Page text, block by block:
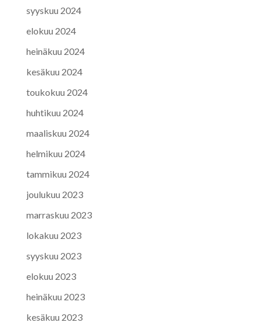
syyskuu 2024
elokuu 2024
heinäkuu 2024
kesäkuu 2024
toukokuu 2024
huhtikuu 2024
maaliskuu 2024
helmikuu 2024
tammikuu 2024
joulukuu 2023
marraskuu 2023
lokakuu 2023
syyskuu 2023
elokuu 2023
heinäkuu 2023
kesäkuu 2023